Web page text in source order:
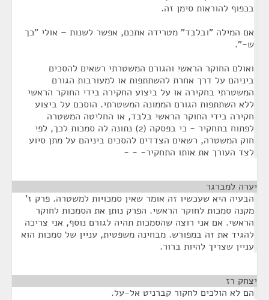
בכפוף להוראות סימן זה.
אם המילה "ובלבד" מטרידה אתכם, אפשר לשנות – אולי "כך
ש-".
ואולם החוקר הראשי והגורם המשטרתי רשאים להסכים
ביניהם על דרך אחרת להשתתפות או למעורבות הגורם
המשטרתי בחקירה או על ביצוע החקירה בידי החוקר הראשי
ללא השתתפות הגורם הממונה המשטרתי. הוסכם על ביצוע
חקירה בידי החוקר הראשי בלבד, או החליטה המשטרה
לפתוח בתחקיר - כי בפסקה (2) נתונה לה סמכות לכך, לפי
חוק המשטרה, רשאים הצדדים להסכים ביניהם על מתן סיוע
לצד העורך את אותו התחקיר- - -
יערה למברגר
הבעיה היא שעכשיו זה אומר שאין סמכויות למשטרה. פרק ז'
מקנה סמכות לחוקר הראשי. הפרק נותן את הסמכות לחוקר
הראשי. אם אני רוצה שהסמכות תהיה לגורם נוסף, אני צריכה
להגיד את זה במפורש. מבחינה משפטית, עניין של סמכות הוא
עניין שצריך להיות ברור.
יצחק רז
הם לא הולכים לחקור קברניט אל-על.